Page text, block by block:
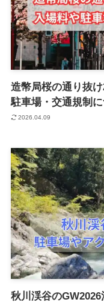
造幣局桜の通り抜
駐車場・交通規制に
2026.04.09
秋川渓谷の